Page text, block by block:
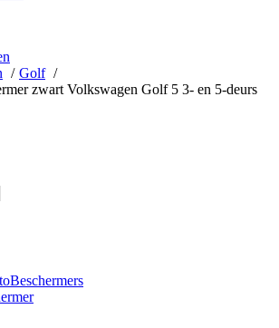
Golf
zwart Volkswagen Golf 5 3- en 5-deurs